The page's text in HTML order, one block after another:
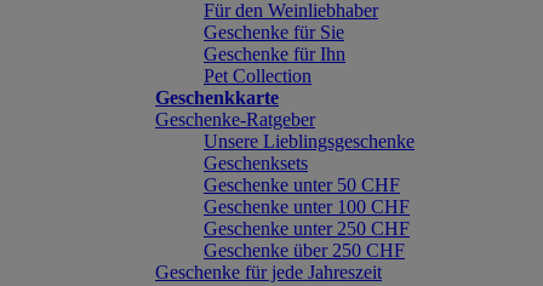
Für den Weinliebhaber
Geschenke für Sie
Geschenke für Ihn
Pet Collection
Geschenkkarte
Geschenke-Ratgeber
Unsere Lieblingsgeschenke
Geschenksets
Geschenke unter 50 CHF
Geschenke unter 100 CHF
Geschenke unter 250 CHF
Geschenke über 250 CHF
Geschenke für jede Jahreszeit